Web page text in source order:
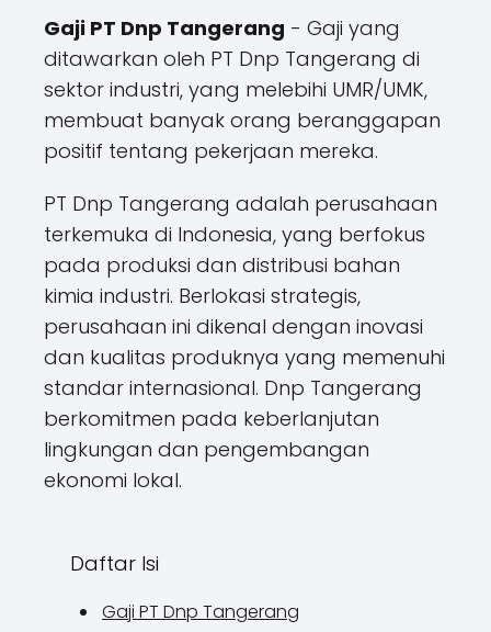
Gaji PT Dnp Tangerang - Gaji yang
ditawarkan oleh PT Dnp Tangerang di
sektor industri, yang melebihi UMR/UMK,
membuat banyak orang beranggapan
positif tentang pekerjaan mereka.
PT Dnp Tangerang adalah perusahaan
terkemuka di Indonesia, yang berfokus
pada produksi dan distribusi bahan
kimia industri. Berlokasi strategis,
perusahaan ini dikenal dengan inovasi
dan kualitas produknya yang memenuhi
standar internasional. Dnp Tangerang
berkomitmen pada keberlanjutan
lingkungan dan pengembangan
ekonomi lokal.
Daftar Isi
Gaji PT Dnp Tangerang